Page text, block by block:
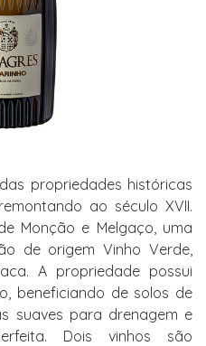
propriedades históricas
ao século XVII.
Monção e Melgaço, uma
de origem Vinho Verde,
A propriedade possui
beneficiando de solos de
suaves para drenagem e
Dois vinhos são